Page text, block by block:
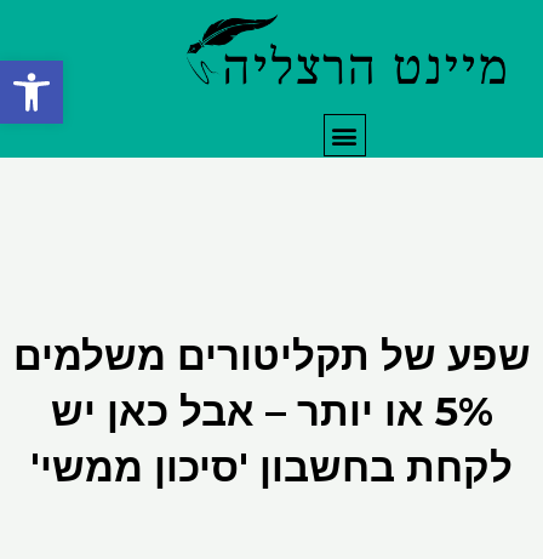
פתח
תפריט
שפע של תקליטורים משלמים
5% או יותר – אבל כאן יש
לקחת בחשבון 'סיכון ממשי'